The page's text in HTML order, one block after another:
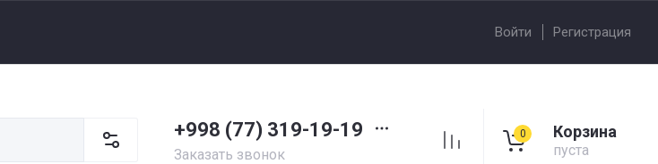
Войти Регистрация
+998 (77) 319-19-19
Заказать звонок
0 Корзина
пуста